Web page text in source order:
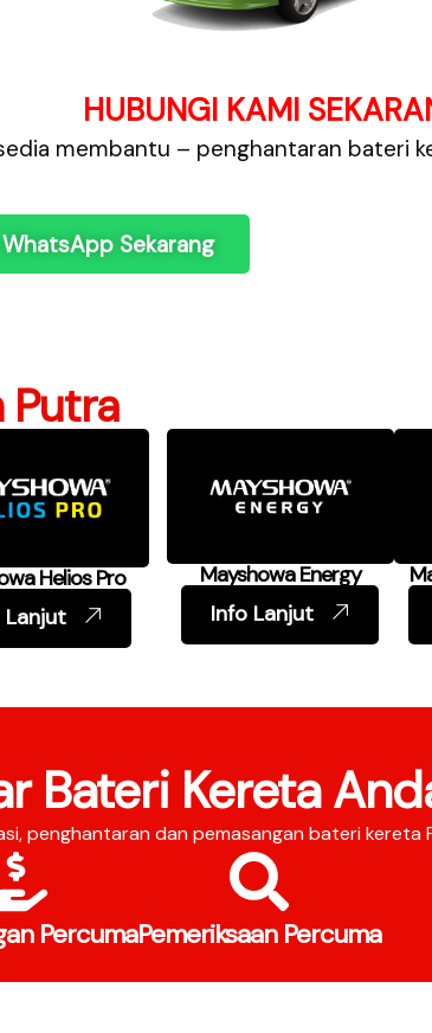
HUBUNGI KAMI
membantu – penghantaran bateri
WhatsApp Sekarang
Putra
Helios Pro
Lanjut
Mayshowa Energy
Info Lanjut
Bateri Kereta
penghantaran dan pemasangan bateri kereta
PercumaPemeriksaan Percuma